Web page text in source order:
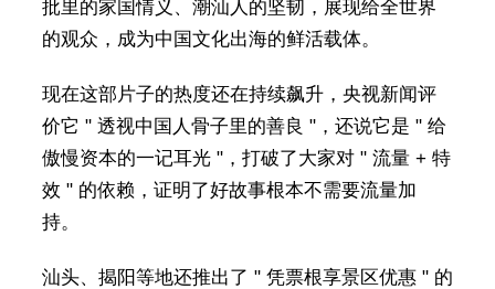
批里的家国情义、潮汕人的坚韧，展现给全世界
的观众，成为中国文化出海的鲜活载体。
现在这部片子的热度还在持续飙升，央视新闻评
价它 " 透视中国人骨子里的善良 "，还说它是 " 给
傲慢资本的一记耳光 "，打破了大家对 " 流量 + 特
效 " 的依赖，证明了好故事根本不需要流量加
持。
汕头、揭阳等地还推出了 " 凭票根享景区优惠 " 的